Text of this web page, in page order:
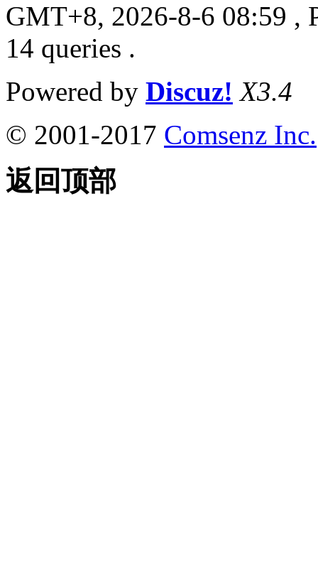
GMT+8, 2026-8-6 08:59 ,
14 queries .
Powered by Discuz! X3.4
© 2001-2017 Comsenz Inc.
返回顶部